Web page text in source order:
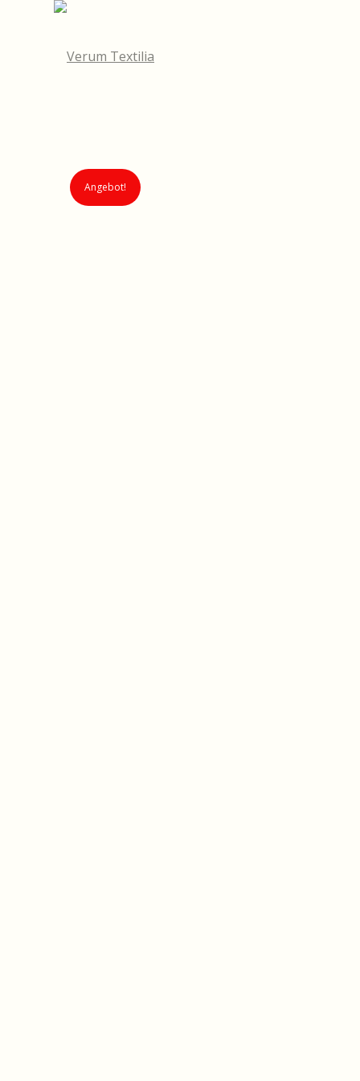
Angebot!